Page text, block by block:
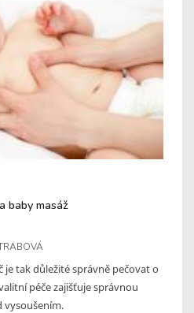
baby masáž
je tak důležité správně pečovat o
péče zajišťuje správnou
vysoušením.